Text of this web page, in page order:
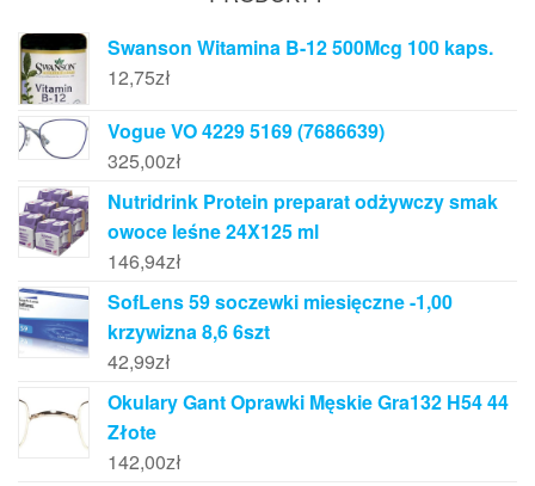
Swanson Witamina B-12 500Mcg 100 kaps.
12,75zł
Vogue VO 4229 5169 (7686639)
325,00zł
Nutridrink Protein preparat odżywczy smak
owoce leśne 24X125 ml
146,94zł
SofLens 59 soczewki miesięczne -1,00
krzywizna 8,6 6szt
42,99zł
Okulary Gant Oprawki Męskie Gra132 H54 44
Złote
142,00zł